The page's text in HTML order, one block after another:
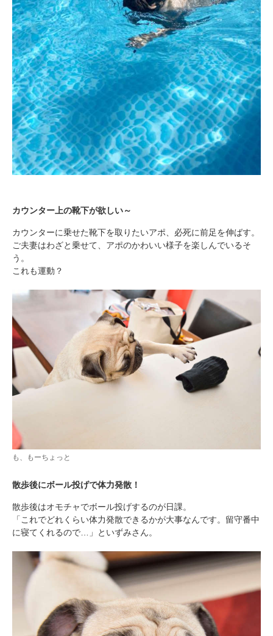
カウンター上の靴下が欲しい～
カウンターに乗せた靴下を取りたいアポ、必死に前足を伸ばす。
ご夫妻はわざと乗せて、アポのかわいい様子を楽しんでいるそ
う。
これも運動？
も、もーちょっと
散歩後にボール投げで体力発散！
散歩後はオモチャでボール投げするのが日課。
「これでどれくらい体力発散できるかが大事なんです。留守番中
に寝てくれるので…」といずみさん。